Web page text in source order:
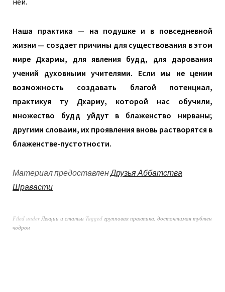
Наша практика — на подушке и в повседневной
жизни — создает причины для существования в этом
мире Дхармы, для явления будд, для дарования
учений духовными учителями. Если мы не ценим
возможность создавать благой потенциал,
практикуя ту Дхарму, которой нас обучили,
множество будд уйдут в блаженство нирваны;
другими словами, их проявления вновь растворятся в
блаженстве-пустотности.
Материал предоставленДрузья Аббатства
Шравасти
Filed underЛекции и статьи Tagged групповая практика, досточтимая тубтен
чодрон